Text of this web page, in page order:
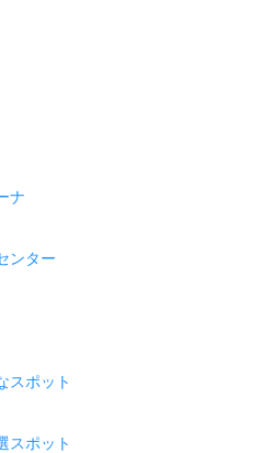
ナ
ンター
スポット
スポット